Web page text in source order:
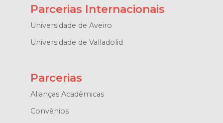
Parcerias Internacionais
Universidade de Aveiro
Universidade de Valladolid
Parcerias
Alianças Acadêmicas
Convênios